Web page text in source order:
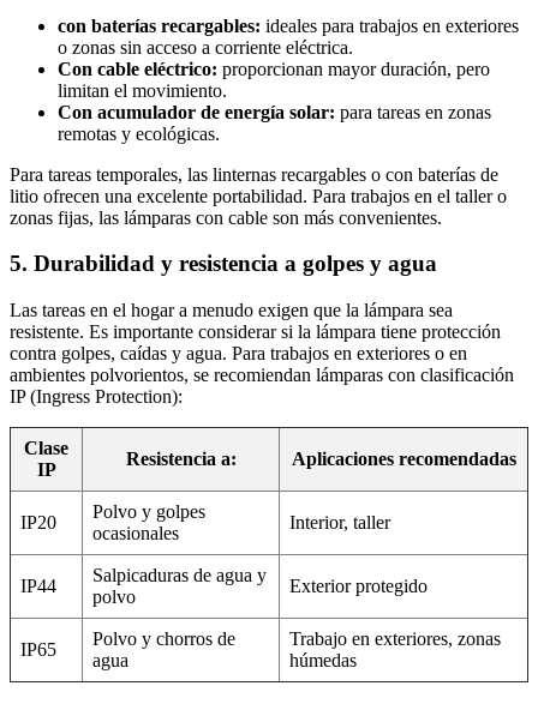
con baterías recargables: ideales para trabajos en exteriores
o zonas sin acceso a corriente eléctrica.
Con cable eléctrico: proporcionan mayor duración, pero
limitan el movimiento.
Con acumulador de energía solar: para tareas en zonas
remotas y ecológicas.
Para tareas temporales, las linternas recargables o con baterías de
litio ofrecen una excelente portabilidad. Para trabajos en el taller o
zonas fijas, las lámparas con cable son más convenientes.
5. Durabilidad y resistencia a golpes y agua
Las tareas en el hogar a menudo exigen que la lámpara sea
resistente. Es importante considerar si la lámpara tiene protección
contra golpes, caídas y agua. Para trabajos en exteriores o en
ambientes polvorientos, se recomiendan lámparas con clasificación
IP (Ingress Protection):
Clase
IP
Resistencia a: Aplicaciones recomendadas
IP20
Polvo y golpes
ocasionales
Interior, taller
IP44
Salpicaduras de agua y
polvo
Exterior protegido
IP65
Polvo y chorros de
agua
Trabajo en exteriores, zonas
húmedas